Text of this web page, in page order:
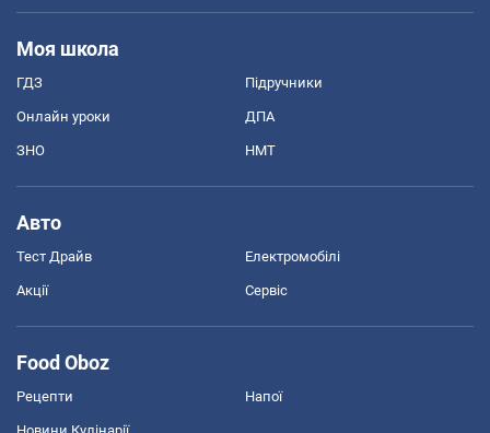
Моя школа
ГДЗ Підручники
Онлайн уроки ДПА
ЗНО НМТ
Авто
Тест Драйв Електромобілі
Акції Сервіс
Food Oboz
Рецепти Напої